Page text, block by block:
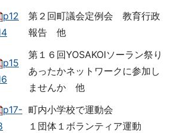
p12
第２回町議会定例会 教育行政
報告 他
p15
第１６回YOSAKOIソーラン祭り
あったかネットワークに参加し
ませんか 他
p17- 町内小学校で運動会
１団体１ボランティア運動